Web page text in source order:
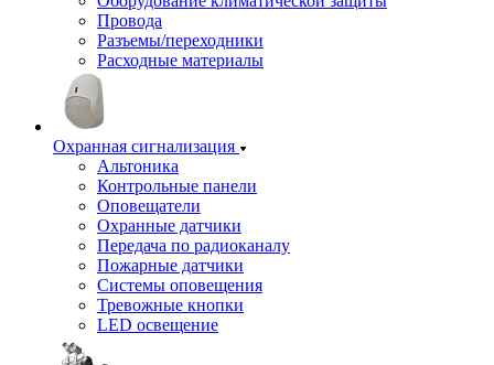
Провода
Разъемы/переходники
Расходные материалы
Охранная сигнализация
Альтоника
Контрольные панели
Оповещатели
Охранные датчики
Передача по радиоканалу
Пожарные датчики
Системы оповещения
Тревожные кнопки
LED освещение